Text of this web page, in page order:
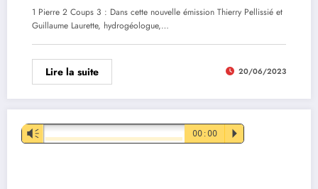
1 Pierre 2 Coups 3 : Dans cette nouvelle émission Thierry Pellissié et
Guillaume Laurette, hydrogéologue,…
Lire la suite 20/06/2023
Lecteur
audio
Vm 00:00 P